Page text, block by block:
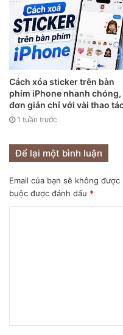
Cách xóa sticker trên bàn
phím iPhone nhanh chóng,
đơn giản chỉ với vài thao
1 tuần trước
Để lại một bình luận
Email của bạn sẽ không
buộc được đánh dấu *